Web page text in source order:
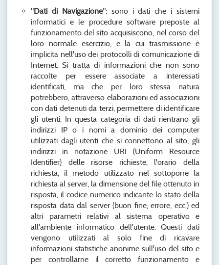
"Dati di Navigazione": sono i dati che i sistemi
informatici e le procedure software preposte al
funzionamento del sito acquisiscono, nel corso del
loro normale esercizio, e la cui trasmissione è
implicita nell'uso dei protocolli di comunicazione di
Internet. Si tratta di informazioni che non sono
raccolte per essere associate a interessati
identificati, ma che per loro stessa natura
potrebbero, attraverso elaborazioni ed associazioni
con dati detenuti da terzi, permettere di identificare
gli utenti. In questa categoria di dati rientrano gli
indirizzi IP o i nomi a dominio dei computer
utilizzati dagli utenti che si connettono al sito, gli
indirizzi in notazione URI (Uniform Resource
Identifier) delle risorse richieste, l'orario della
richiesta, il metodo utilizzato nel sottoporre la
richiesta al server, la dimensione del file ottenuto in
risposta, il codice numerico indicante lo stato della
risposta data dal server (buon fine, errore, ecc.) ed
altri parametri relativi al sistema operativo e
all'ambiente informatico dell'utente. Questi dati
vengono utilizzati al solo fine di ricavare
informazioni statistiche anonime sull'uso del sito e
per controllarne il corretto funzionamento e